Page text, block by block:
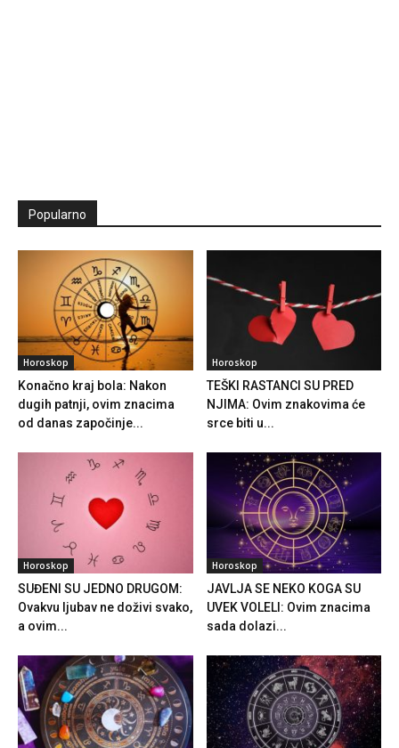
Popularno
Horoskop
Konačno kraj bola: Nakon
dugih patnji, ovim znacima
od danas započinje...
Horoskop
TEŠKI RASTANCI SU PRED
NJIMA: Ovim znakovima će
srce biti u...
Horoskop
SUĐENI SU JEDNO DRUGOM:
Ovakvu ljubav ne doživi svako,
a ovim...
Horoskop
JAVLJA SE NEKO KOGA SU
UVEK VOLELI: Ovim znacima
sada dolazi...